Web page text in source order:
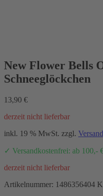
New Flower Bells
Schneeglöckchen
13,90 €
derzeit nicht lieferbar
inkl. 19 % MwSt. zzgl.
✓ Versandkostenfrei: ab 100,-
derzeit nicht lieferbar
Artikelnummer: 1486356404